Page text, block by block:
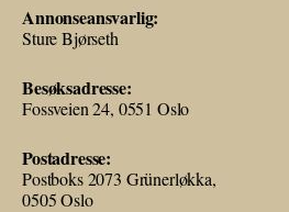
Annonseansvarlig:
Sture Bjørseth
Besøksadresse:
Fossveien 24, 0551 Oslo
Postadresse:
Postboks 2073 Grünerløkka,
0505 Oslo